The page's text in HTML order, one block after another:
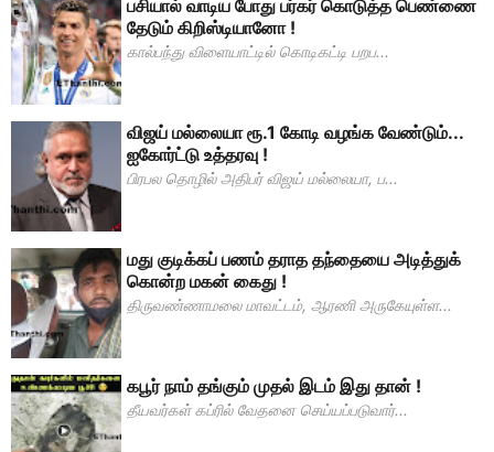
பசியால் வாடிய போது பர்கர் கொடுத்த பெண்ணை
தேடும் கிறிஸ்டியானோ !
கால்பந்து விளையாட்டில் கொடிகட்டி பறப...
விஜய் மல்லையா ரூ.1 கோடி வழங்க வேண்டும்...
ஐகோர்ட்டு உத்தரவு !
பிரபல தொழில் அதிபர் விஜய் மல்லையா, ப...
மது குடிக்கப் பணம் தராத தந்தையை அடித்துக்
கொன்ற மகன் கைது !
திருவண்ணாமலை மாவட்டம், ஆரணி அருகேயுள்ள...
கபூர் நாம் தங்கும் முதல் இடம் இது தான் !
தீயவர்கள் கப்ரில் வேதனை செய்யப்படுவார்...